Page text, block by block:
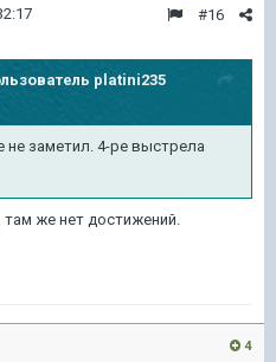
#16
platini235
заметил. 4-ре выстрела
там же нет достижений.
4